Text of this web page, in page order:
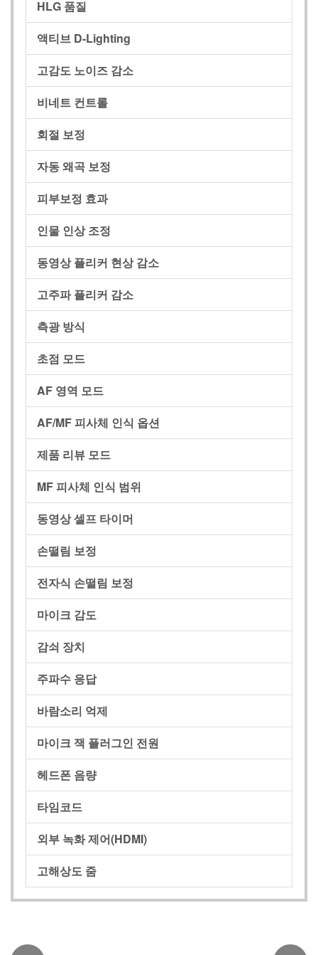
HLG 품질
액티브 D-Lighting
고감도 노이즈 감소
비네트 컨트롤
회절 보정
자동 왜곡 보정
피부보정 효과
인물 인상 조정
동영상 플리커 현상 감소
고주파 플리커 감소
측광 방식
초점 모드
AF 영역 모드
AF/MF 피사체 인식 옵션
제품 리뷰 모드
MF 피사체 인식 범위
동영상 셀프 타이머
손떨림 보정
전자식 손떨림 보정
마이크 감도
감쇠 장치
주파수 응답
바람소리 억제
마이크 잭 플러그인 전원
헤드폰 음량
타임코드
외부 녹화 제어(HDMI)
고해상도 줌